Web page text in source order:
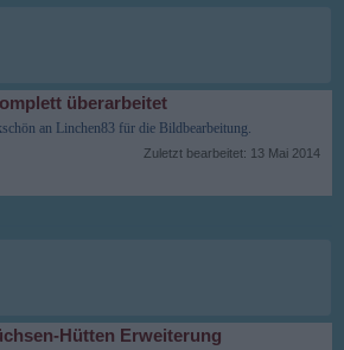
überarbeitet
an Linchen83 für die Bildbearbeitung.
Zuletzt bearbeitet: 13 Mai 2014
Hütten Erweiterung